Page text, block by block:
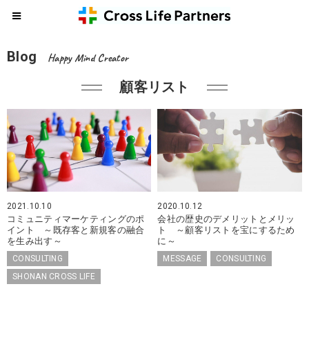
Blog Happy Mind Creator
顧客リスト
2021.10.10
コミュニティマーケティングのポ
イント ～既存客と新規客の融合
を生み出す～
CONSULTING
SHONAN CROSS LIFE
2020.10.12
会社の歴史のデメリットとメリッ
ト ～顧客リストを宝にするため
に～
MESSAGE CONSULTING